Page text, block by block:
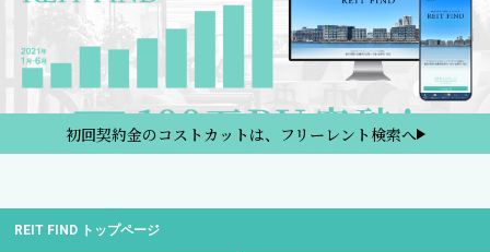
初回契約金のコストカットは、フリーレント検索へ
REIT FIND トップページ